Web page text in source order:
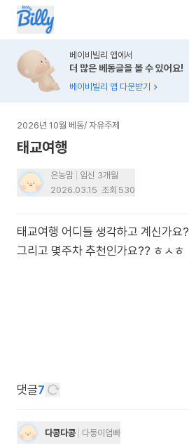
베이비빌리 앱에서
더 많은 베동글을 볼 수 있어요!
베이비빌리 앱 다운받기
2026년 10월 베동/ 자유주제
태교여행
은농맘
임신 3개월
2026.03.15 조회 530
태교여행 어디들 생각하고 계신가요?
그리고 몇주차 추천인가요?? ㅎㅅㅎ
댓글7
다콩다콩 다둥이엄빠